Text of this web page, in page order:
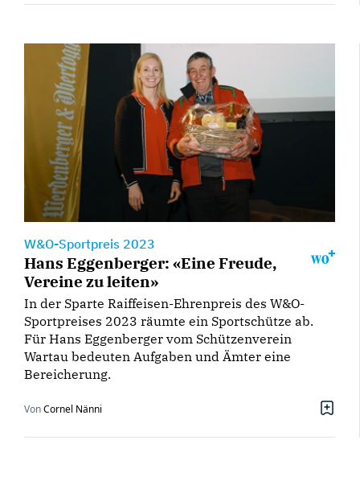
W&O-Sportpreis 2023
Hans Eggenberger: «Eine Freude,
Vereine zu leiten»
In der Sparte Raiffeisen-Ehrenpreis des W&O-
Sportpreises 2023 räumte ein Sportschütze ab.
Für Hans Eggenberger vom Schützenverein
Wartau bedeuten Aufgaben und Ämter eine
Bereicherung.
VonCornel Nänni